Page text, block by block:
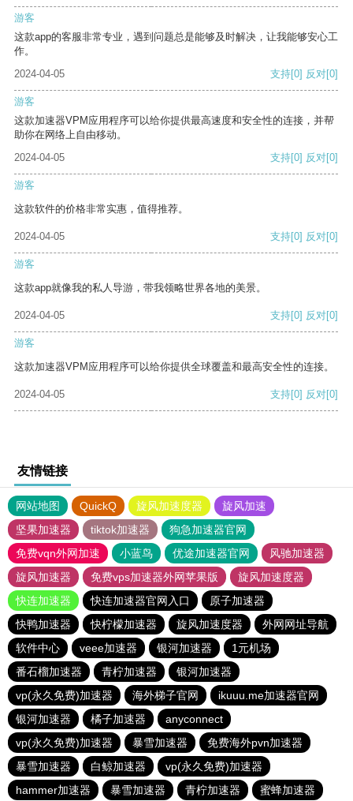
游客
这款app的客服非常专业，遇到问题总是能够及时解决，让我能够安心工
作。
2024-04-05
支持[0] 反对[0]
游客
这款加速器VPM应用程序可以给你提供最高速度和安全性的连接，并帮
助你在网络上自由移动。
2024-04-05
支持[0] 反对[0]
游客
这款软件的价格非常实惠，值得推荐。
2024-04-05 支持[0] 反对[0]
游客
这款app就像我的私人导游，带我领略世界各地的美景。
2024-04-05 支持[0] 反对[0]
游客
这款加速器VPM应用程序可以给你提供全球覆盖和最高安全性的连接。
2024-04-05 支持[0] 反对[0]
友情链接
网站地图 QuickQ 旋风加速度器
旋风加速
坚果加速器
tiktok加速器
狗急加速器官网
免费vqn外网加速
小蓝鸟 优途加速器官网
风驰加速器
旋风加速器
免费vps加速器外网苹果版
旋风加速度器
快连加速器
快连加速器官网入口
原子加速器
快鸭加速器
快柠檬加速器 旋风加速度器
外网网址导航
软件中心
veee加速器 银河加速器
1元机场
番石榴加速器
青柠加速器
银河加速器
vp(永久免费)加速器
海外梯子官网
ikuuu.me加速器官网
银河加速器
橘子加速器
anyconnect
vp(永久免费)加速器
暴雪加速器
免费海外pvn加速器
暴雪加速器
白鲸加速器
vp(永久免费)加速器
hammer加速器
暴雪加速器 青柠加速器 蜜蜂加速器